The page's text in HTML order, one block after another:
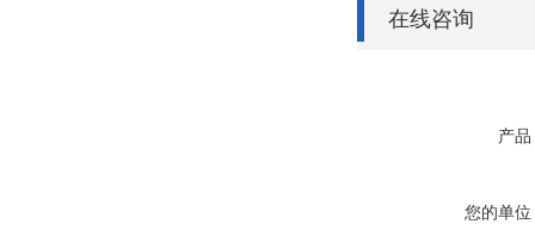
在线咨询
产品
您的单位